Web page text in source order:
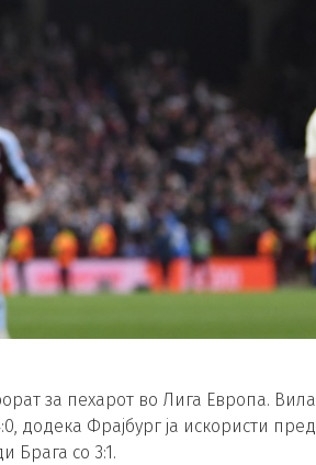
за пехарот во Лига Европа.
додека Фрајбург ја искористи
Брага со 3:1.